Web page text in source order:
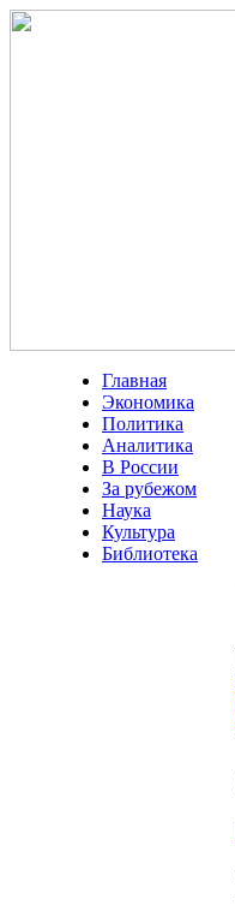
Главная
Экономика
Политика
Аналитика
В России
За рубежом
Наука
Культура
Библиотека